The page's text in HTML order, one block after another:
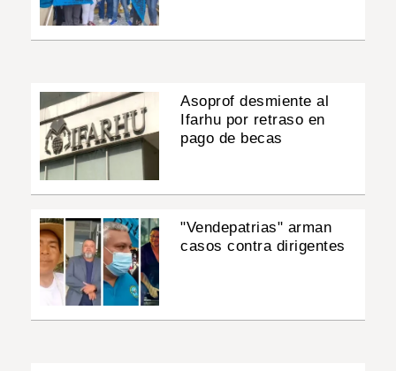
Asoprof desmiente al
Ifarhu por retraso en
pago de becas
"Vendepatrias" arman
casos contra dirigentes